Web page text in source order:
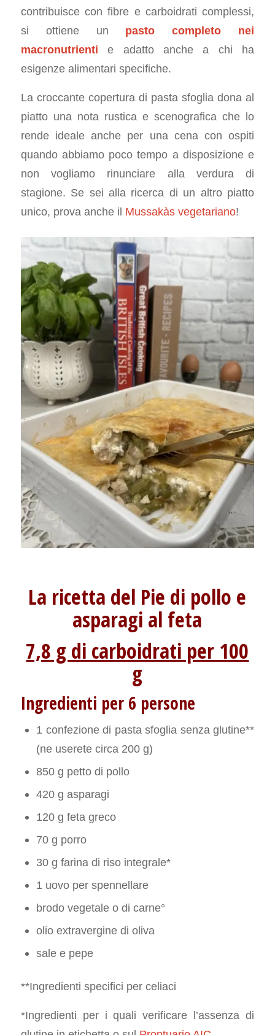
contribuisce con fibre e carboidrati complessi,
si ottiene un pasto completo nei
macronutrienti e adatto anche a chi ha
esigenze alimentari specifiche.
La croccante copertura di pasta sfoglia dona al
piatto una nota rustica e scenografica che lo
rende ideale anche per una cena con ospiti
quando abbiamo poco tempo a disposizione e
non vogliamo rinunciare alla verdura di
stagione. Se sei alla ricerca di un altro piatto
unico, prova anche il Mussakàs vegetariano!
La ricetta del Pie di pollo e
asparagi al feta
7,8 g di carboidrati per 100
g
Ingredienti per 6 persone
1 confezione di pasta sfoglia senza glutine**
(ne userete circa 200 g)
850 g petto di pollo
420 g asparagi
120 g feta greco
70 g porro
30 g farina di riso integrale*
1 uovo per spennellare
brodo vegetale o di carne°
olio extravergine di oliva
sale e pepe
**Ingredienti specifici per celiaci
*Ingredienti per i quali verificare l’assenza di